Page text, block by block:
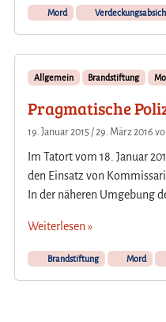
Mord
Allgemein Brandstiftung
Pragmatische
19. Januar 2015 /29. März 2016
Im Tatort vom 18. Januar
den Einsatz von
In der näheren Umgebung
Weiterlesen »
Brandstiftung Mord